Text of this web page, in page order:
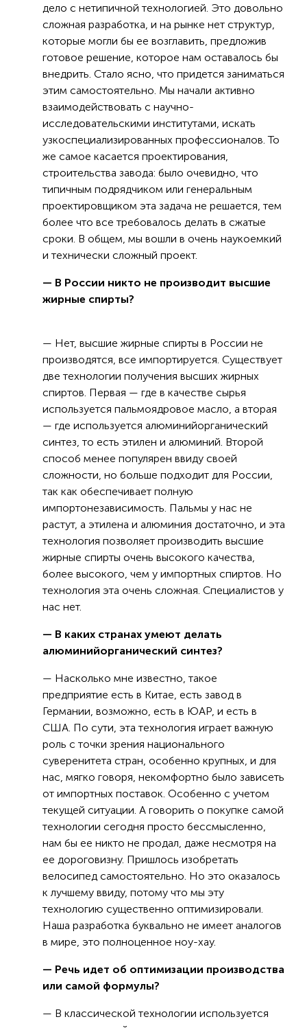
дело с нетипичной технологией. Это довольно
сложная разработка, и на рынке нет структур,
которые могли бы ее возглавить, предложив
готовое решение, которое нам оставалось бы
внедрить. Стало ясно, что придется заниматься
этим самостоятельно. Мы начали активно
взаимодействовать с научно-
исследовательскими институтами, искать
узкоспециализированных профессионалов. То
же самое касается проектирования,
строительства завода: было очевидно, что
типичным подрядчиком или генеральным
проектировщиком эта задача не решается, тем
более что все требовалось делать в сжатые
сроки. В общем, мы вошли в очень наукоемкий
и технически сложный проект.
— В России никто не производит высшие
жирные спирты?
— Нет, высшие жирные спирты в России не
производятся, все импортируется. Существует
две технологии получения высших жирных
спиртов. Первая — где в качестве сырья
используется пальмоядровое масло, а вторая
— где используется алюминийорганический
синтез, то есть этилен и алюминий. Второй
способ менее популярен ввиду своей
сложности, но больше подходит для России,
так как обеспечивает полную
импортонезависимость. Пальмы у нас не
растут, а этилена и алюминия достаточно, и эта
технология позволяет производить высшие
жирные спирты очень высокого качества,
более высокого, чем у импортных спиртов. Но
технология эта очень сложная. Специалистов у
нас нет.
— В каких странах умеют делать
алюминийорганический синтез?
— Насколько мне известно, такое
предприятие есть в Китае, есть завод в
Германии, возможно, есть в ЮАР, и есть в
США. По сути, эта технология играет важную
роль с точки зрения национального
суверенитета стран, особенно крупных, и для
нас, мягко говоря, некомфортно было зависеть
от импортных поставок. Особенно с учетом
текущей ситуации. А говорить о покупке самой
технологии сегодня просто бессмысленно,
нам бы ее никто не продал, даже несмотря на
ее дороговизну. Пришлось изобретать
велосипед самостоятельно. Но это оказалось
к лучшему ввиду, потому что мы эту
технологию существенно оптимизировали.
Наша разработка буквально не имеет аналогов
в мире, это полноценное ноу-хау.
— Речь идет об оптимизации производства
или самой формулы?
— В классической технологии используется